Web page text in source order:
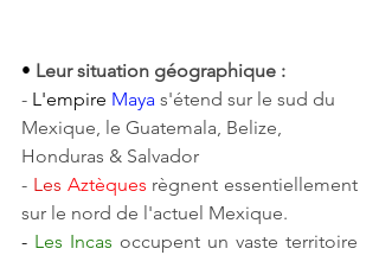
• Leur situation géographique :
- L'empire Maya s'étend sur le sud du
Mexique, le Guatemala, Belize,
Honduras & Salvador
- Les Aztèques règnent essentiellement
sur le nord de l'actuel Mexique.
- Les Incas occupent un vaste territoire